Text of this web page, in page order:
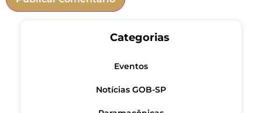
Categorias
Eventos
Notícias GOB-SP